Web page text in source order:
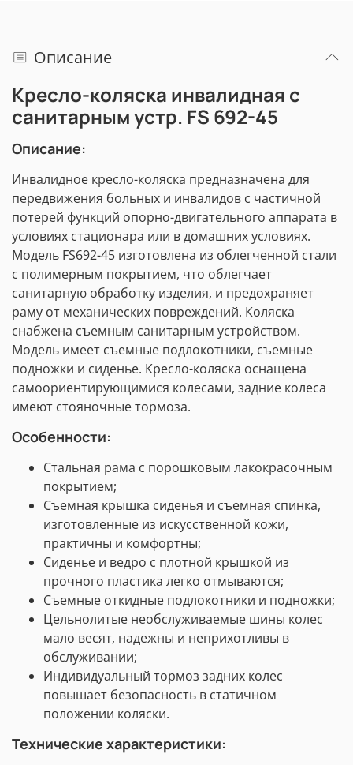
Описание
Кресло-коляска инвалидная с
санитарным устр. FS 692-45
Описание:
Инвалидное кресло-коляска предназначена для
передвижения больных и инвалидов с частичной
потерей функций опорно-двигательного аппарата в
условиях стационара или в домашних условиях.
Модель FS692-45 изготовлена из облегченной стали
с полимерным покрытием, что облегчает
санитарную обработку изделия, и предохраняет
раму от механических повреждений. Коляска
снабжена съемным санитарным устройством.
Модель имеет съемные подлокотники, съемные
подножки и сиденье. Кресло-коляска оснащена
самоориентирующимися колесами, задние колеса
имеют стояночные тормоза.
Особенности:
Стальная рама с порошковым лакокрасочным
покрытием;
Съемная крышка сиденья и съемная спинка,
изготовленные из искусственной кожи,
практичны и комфортны;
Сиденье и ведро с плотной крышкой из
прочного пластика легко отмываются;
Съемные откидные подлокотники и подножки;
Цельнолитые необслуживаемые шины колес
мало весят, надежны и неприхотливы в
обслуживании;
Индивидуальный тормоз задних колес
повышает безопасность в статичном
положении коляски.
Технические характеристики: